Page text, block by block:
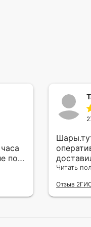
по
другу в
Читать
Отзыв